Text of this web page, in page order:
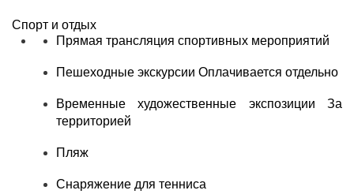
Спорт и отдых
Прямая трансляция спортивных мероприятий
Пешеходные экскурсии Оплачивается отдельно
Временные художественные экспозиции За
территорией
Пляж
Снаряжение для тенниса